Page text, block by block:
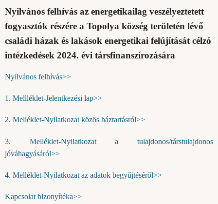
Nyilvános felhívás az energetikailag veszélyeztetett
fogyasztók részére a Topolya község területén lévő
családi házak és lakások energetikai felújítását célzó
intézkedések 2024. évi társfinanszírozására
Nyilvános felhívás>>
1. Mellléklet-Jelentkezési lap>>
2. Melléklet-Nyilatkozat közös háztartásról>>
3. Melléklet-Nyilatkozat a tulajdonos/társtulajdonos
jóváhagyásáról>>
4. Melléklet-Nyilatkozat az adatok begyűjtéséről>>
Kapcsolat bizonyítéka>>